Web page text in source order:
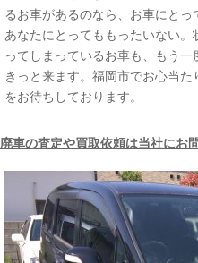
るお車があるのなら、お車にとっ
あなたにとってももったいない。
ってしまっているお車も、もう
きっと来ます。福岡市でお心当た
をお待ちしております。
廃車の査定や買取依頼は当社にお